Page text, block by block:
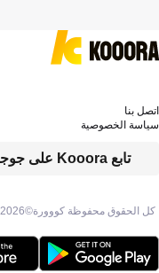
كل الحقوق محفوظة كووورة©2026
تابع Kooora على جوجل
اتصل بنا
سياسة الخصوصية